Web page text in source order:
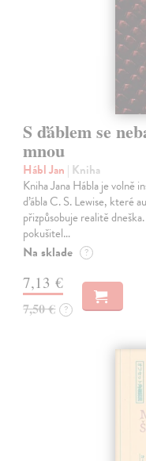
S ďáblem se
mnou
Hábl Jan | Kniha
Kniha Jana Hábla je volně
ďábla C. S. Lewise, které
přizpůsobuje realitě
pokušitel…
Na sklade ?
7,13 €
7,50 € ?